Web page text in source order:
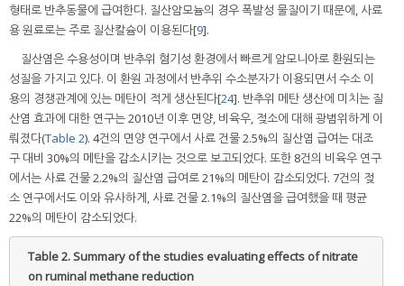
형태로 반추동물에 급여한다. 질산암모늄의 경우 폭발성 물질이기 때문에, 사료
용 원료로는 주로 질산칼슘이 이용된다[9].
질산염은 수용성이며 반추위 혐기성 환경에서 빠르게 암모니아로 환원되는
성질을 가지고 있다. 이 환원 과정에서 반추위 수소분자가 이용되면서 수소 이
용의 경쟁관계에 있는 메탄이 적게 생산된다[24]. 반추위 메탄 생산에 미치는 질
산염 효과에 대한 연구는 2010년 이후 면양, 비육우, 젖소에 대해 광범위하게 이
뤄졌다(Table 2). 4건의 면양 연구에서 사료 건물 2.5%의 질산염 급여는 대조
구 대비 30%의 메탄을 감소시키는 것으로 보고되었다. 또한 8건의 비육우 연구
에서는 사료 건물 2.2%의 질산염 급여로 21%의 메탄이 감소되었다. 7건의 젖
소 연구에서도 이와 유사하게, 사료 건물 2.1%의 질산염을 급여했을 때 평균
22%의 메탄이 감소되었다.
Table 2.Summary of the studies evaluating effects of nitrate
on ruminal methane reduction